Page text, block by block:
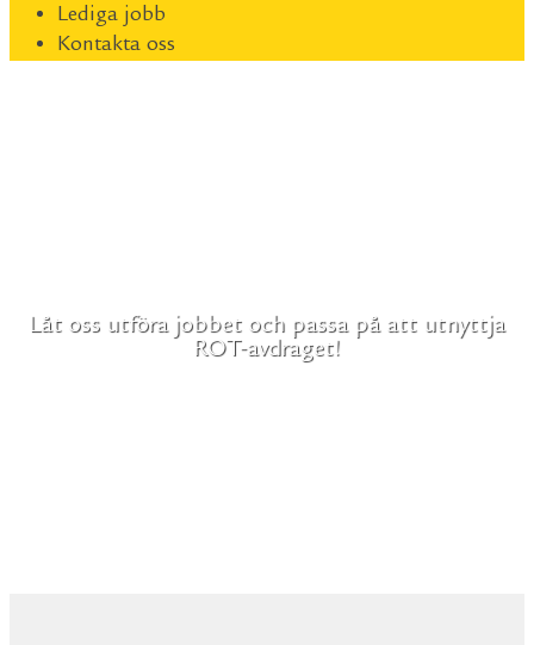
Lediga jobb
Kontakta oss
Låt oss utföra jobbet och passa på att utnyttja
ROT-avdraget!